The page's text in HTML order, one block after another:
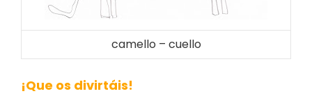
camello – cuello
¡Que os divirtáis!